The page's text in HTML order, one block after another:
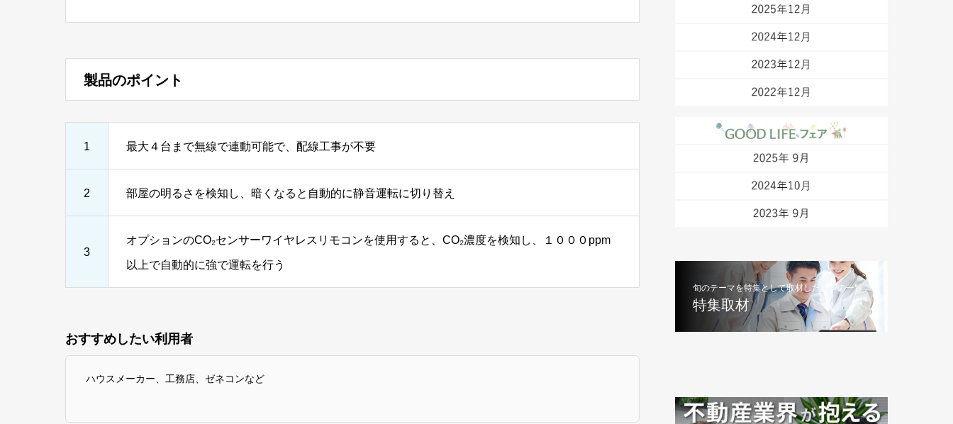
製品のポイント
1 最大４台まで無線で連動可能で、配線工事が不要
2 部屋の明るさを検知し、暗くなると自動的に静音運転に切り替え
3
オプションのCO₂センサーワイヤレスリモコンを使用すると、CO₂濃度を検知し、１０００ppm
以上で自動的に強で運転を行う
おすすめしたい利用者
ハウスメーカー、工務店、ゼネコンなど
旬のテーマを特集として取材した記事の一覧
特集取材